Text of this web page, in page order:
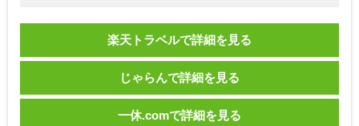
楽天トラベルで詳細を見る
じゃらんで詳細を見る
一休.comで詳細を見る